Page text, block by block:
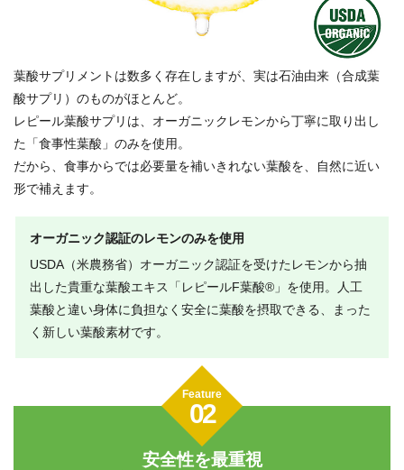
葉酸サプリメントは数多く存在しますが、実は石油由来（合成葉
酸サプリ）のものがほとんど。
レピール葉酸サプリは、オーガニックレモンから丁寧に取り出し
た「食事性葉酸」のみを使用。
だから、食事からでは必要量を補いきれない葉酸を、自然に近い
形で補えます。
オーガニック認証のレモンのみを使用
USDA（米農務省）オーガニック認証を受けたレモンから抽
出した貴重な葉酸エキス「レピールF葉酸®」を使用。人工
葉酸と違い身体に負担なく安全に葉酸を摂取できる、まった
く新しい葉酸素材です。
Feature
02
安全性を最重視